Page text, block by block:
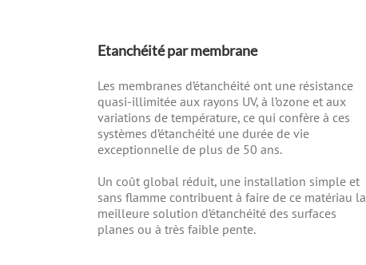
Etanchéité par membrane
Les membranes d’étanchéité ont une résistance
quasi-illimitée aux rayons UV, à l’ozone et aux
variations de température, ce qui confère à ces
systèmes d’étanchéité une durée de vie
exceptionnelle de plus de 50 ans.
Un coût global réduit, une installation simple et
sans flamme contribuent à faire de ce matériau la
meilleure solution d’étanchéité des surfaces
planes ou à très faible pente.